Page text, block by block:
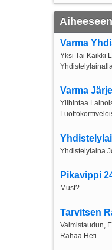
Varma
Yksi Tai Kaikki
Varma
Ylihintaa
Yhdistelylaina
Pikavippi
Must?
Tarvitsen
Valmistaudun,
Rahaa Heti.